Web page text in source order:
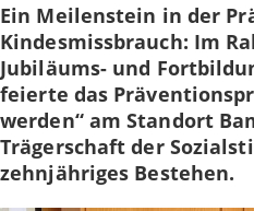
Ein Meilenstein in der
Kindesmissbrauch: Im
Jubiläums- und
feierte das
werden“ am Standort
Trägerschaft der
zehnjähriges Bestehen.